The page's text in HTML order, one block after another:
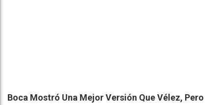
Boca Mostró Una Mejor Versión Que Vélez, Pero